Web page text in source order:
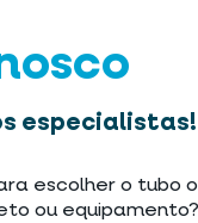
especialistas!
escolher o tubo
ou